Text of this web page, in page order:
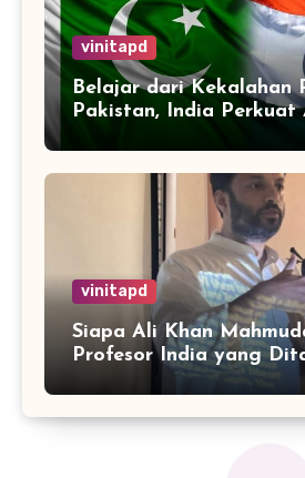
vinitapd
Belajar dari Kekalahan
Pakistan, India Perkuat
vinitapd
Siapa Ali Khan
Profesor India yang
karena Kritik Operasi